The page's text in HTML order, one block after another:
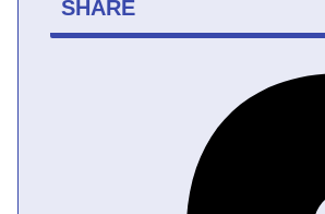
SHARE